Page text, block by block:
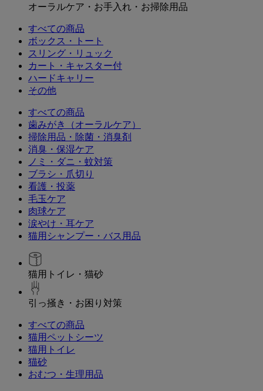
オーラルケア・お手入れ・お掃除用品
すべての商品
ボックス・トート
スリング・リュック
カート・キャスター付
ハードキャリー
その他
すべての商品
歯みがき（オーラルケア）
掃除用品・除菌・消臭剤
消臭・保湿ケア
ノミ・ダニ・蚊対策
ブラシ・爪切り
看護・投薬
毛玉ケア
肉球ケア
涙やけ・耳ケア
猫用シャンプー・バス用品
猫用トイレ・猫砂
引っ掻き・お困り対策
すべての商品
猫用ペットシーツ
猫用トイレ
猫砂
おむつ・生理用品